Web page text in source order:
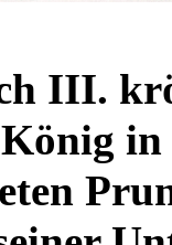
III.